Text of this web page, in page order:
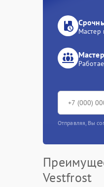
Мастер
Отправляя, Вы
Vestfrost